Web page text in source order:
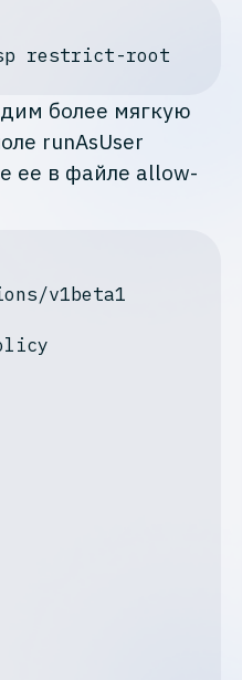
restrict
более мягкую
runAsUser
ее в файле allow-
v1beta1